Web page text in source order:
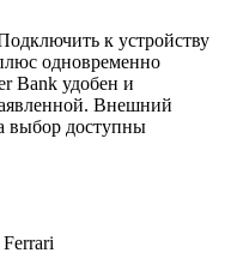
к устройству
одновременно
Bank удобен и
Внешний
выбор доступны